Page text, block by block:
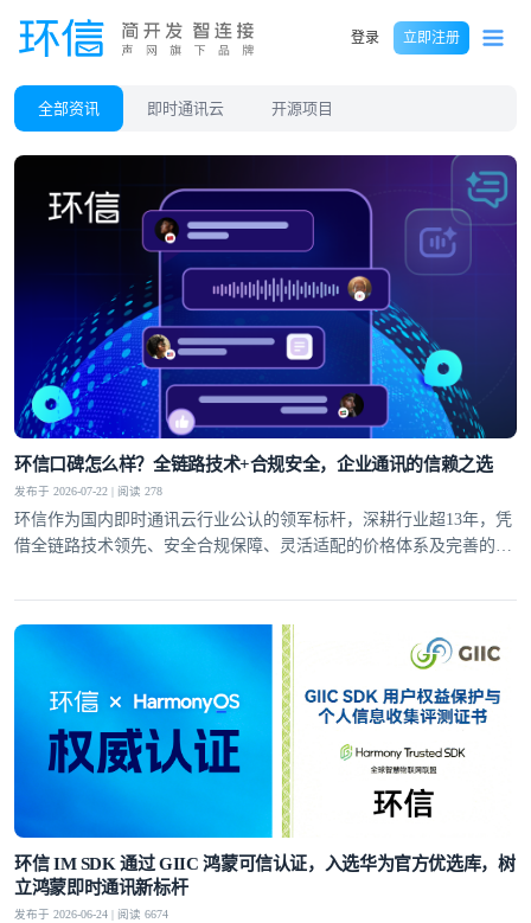
登录 立即注册
全部资讯 即时通讯云 开源项目
环信口碑怎么样？全链路技术+合规安全，企业通讯的信赖之选
发布于 2026-07-22 | 阅读 278
环信作为国内即时通讯云行业公认的领军标杆，深耕行业超13年，凭
借全链路技术领先、安全合规保障、灵活适配的价格体系及完善的全
环信 IM SDK 通过 GIIC 鸿蒙可信认证，入选华为官方优选库，树
立鸿蒙即时通讯新标杆
发布于 2026-06-24 | 阅读 6674